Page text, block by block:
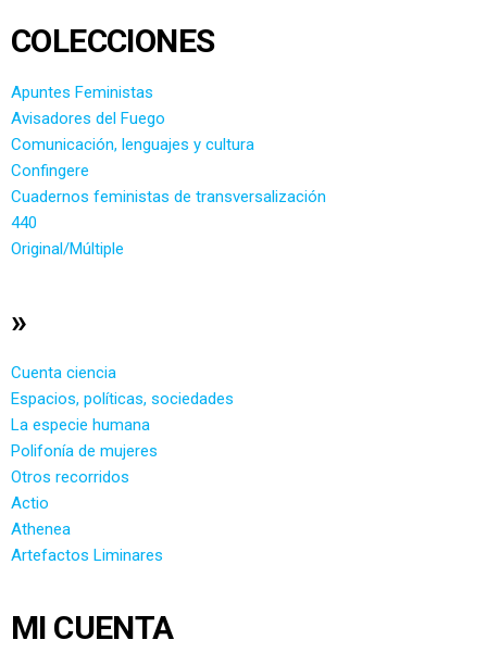
COLECCIONES
Apuntes Feministas
Avisadores del Fuego
Comunicación, lenguajes y cultura
Confingere
Cuadernos feministas de transversalización
440
Original/Múltiple
»
Cuenta ciencia
Espacios, políticas, sociedades
La especie humana
Polifonía de mujeres
Otros recorridos
Actio
Athenea
Artefactos Liminares
MI CUENTA